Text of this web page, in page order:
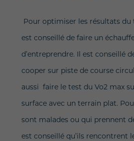
Pour optimiser les résultats du
est conseillé de faire un
d’entreprendre. Il est conseillé
cooper sur piste de course
aussi faire le test du Vo2 max
surface avec un terrain plat.
sont malades ou qui prennent
est conseillé qu’ils rencontrent